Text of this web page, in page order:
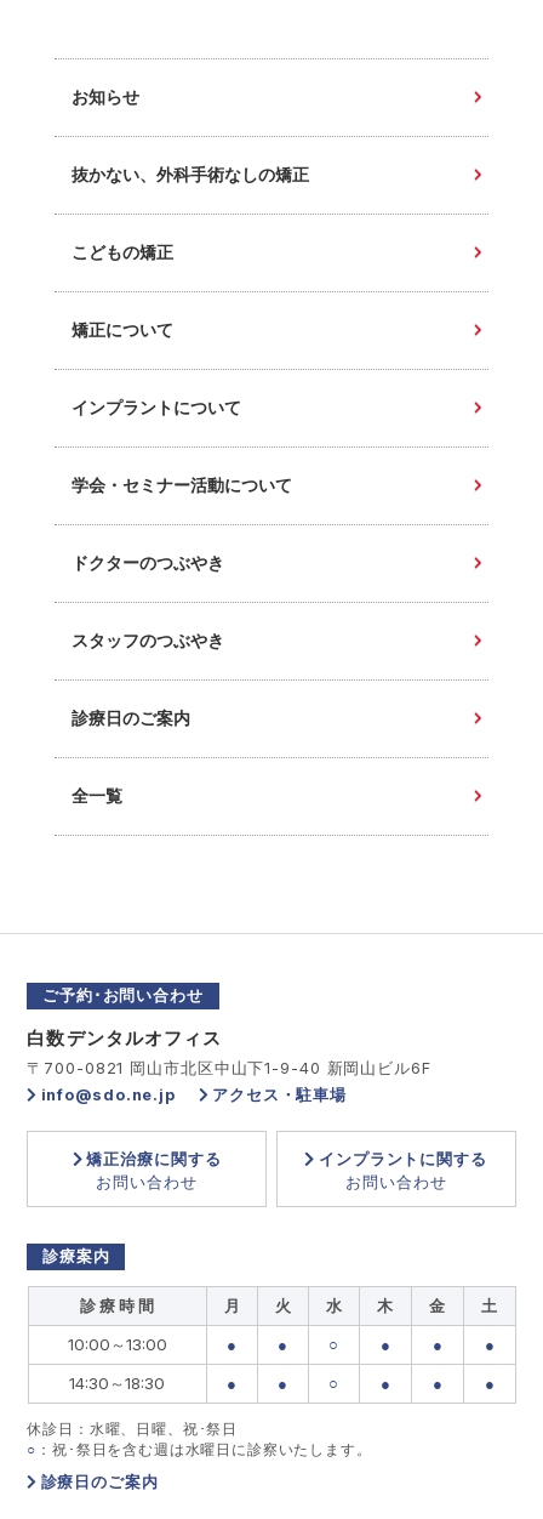
お知らせ
抜かない、外科手術なしの矯正
こどもの矯正
矯正について
インプラントについて
学会・セミナー活動について
ドクターのつぶやき
スタッフのつぶやき
診療日のご案内
全一覧
ご予約･お問い合わせ
白数デンタルオフィス
〒700-0821 岡山市北区中山下1-9-40 新岡山ビル6F
info@sdo.ne.jp
アクセス・駐車場
矯正治療に関する
お問い合わせ
インプラントに関する
お問い合わせ
診療案内
診 療 時 間 月 火 水 木 金
土
10:00～13:00
● ● ○ ● ●
●
14:30～18:30
● ● ○ ● ● ●
休診日：水曜、日曜、祝･祭日
○ ：祝･祭日を含む週は水曜日に診察いたします。
診療日のご案内